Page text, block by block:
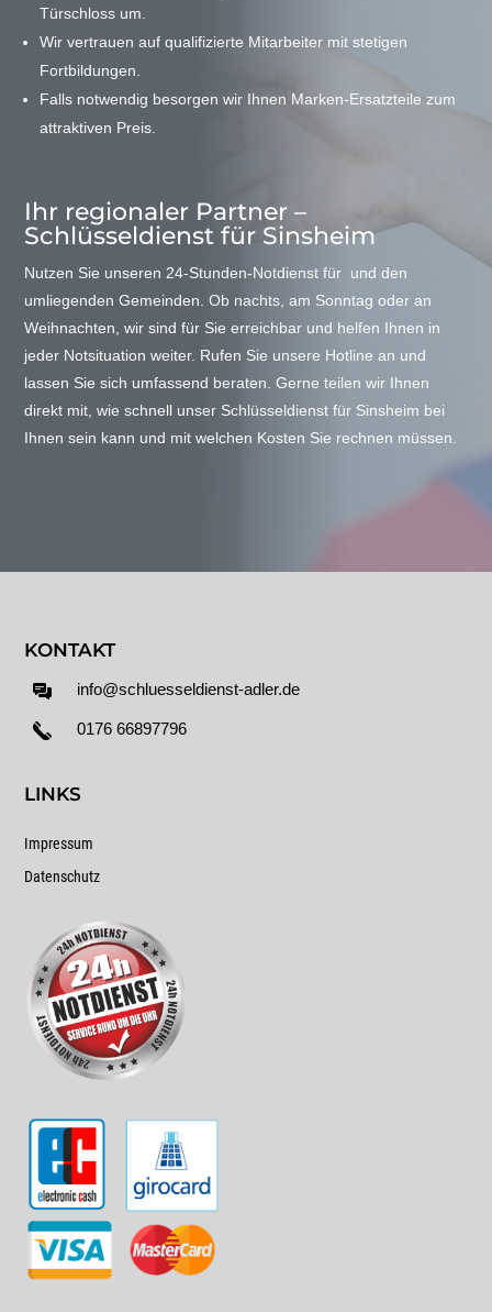
Türschloss um.
Wir vertrauen auf qualifizierte Mitarbeiter mit stetigen
Fortbildungen.
Falls notwendig besorgen wir Ihnen Marken-Ersatzteile zum
attraktiven Preis.
Ihr regionaler Partner –
Schlüsseldienst für Sinsheim
Nutzen Sie unseren 24-Stunden-Notdienst für und den
umliegenden Gemeinden. Ob nachts, am Sonntag oder an
Weihnachten, wir sind für Sie erreichbar und helfen Ihnen in
jeder Notsituation weiter. Rufen Sie unsere Hotline an und
lassen Sie sich umfassend beraten. Gerne teilen wir Ihnen
direkt mit, wie schnell unser Schlüsseldienst für Sinsheim bei
Ihnen sein kann und mit welchen Kosten Sie rechnen müssen.
KONTAKT
info@schluesseldienst-adler.de
0176 66897796
LINKS
Impressum
Datenschutz